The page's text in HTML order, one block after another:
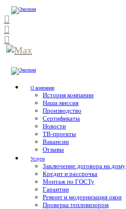
О компании
История компании
Наша миссия
Производство
Сертификаты
Новости
ТВ-проекты
Вакансии
Отзывы
Услуги
Заключение договора на дому
Кредит и рассрочка
Монтаж по ГОСТу
Гарантии
Ремонт и модернизация окон
Проверка тепловизором